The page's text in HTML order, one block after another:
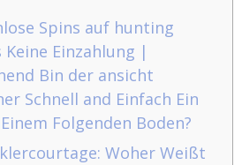
Spins auf hunting
Einzahlung |
Bin der ansicht
Schnell and Einfach Ein
Folgenden Boden?
Woher Weißt